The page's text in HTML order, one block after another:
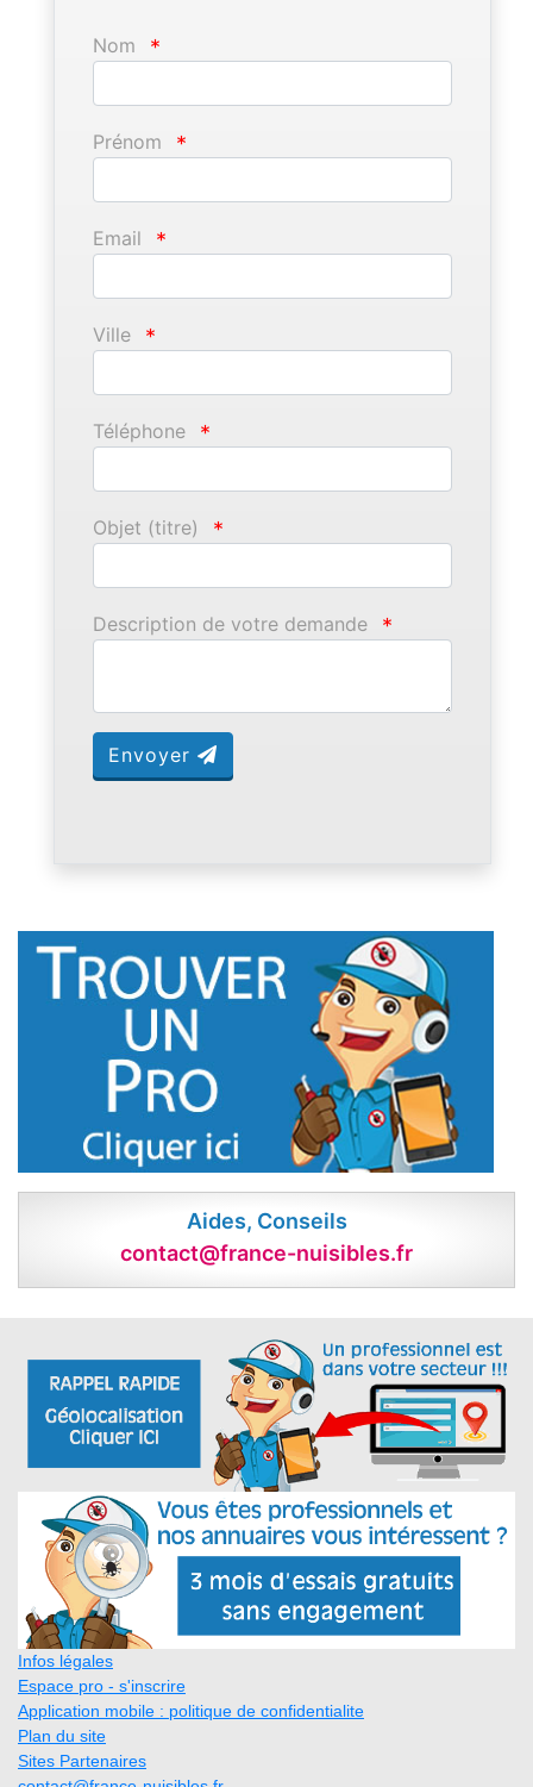
Nom *
Prénom *
Email *
Ville *
Téléphone *
Objet (titre) *
Description de votre demande *
Envoyer
Aides, Conseils
contact@france-nuisibles.fr
Infos légales
Espace pro - s'inscrire
Application mobile : politique de confidentialite
Plan du site
Sites Partenaires